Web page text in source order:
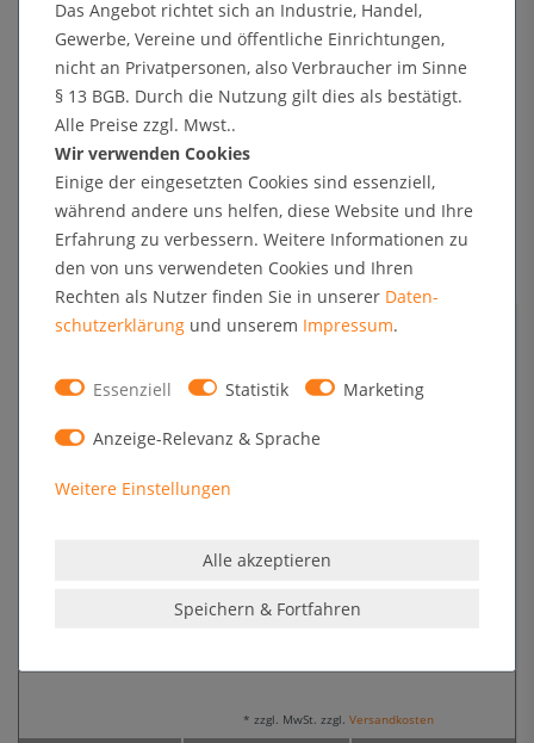
* zzgl. MwSt. zzgl.Versandkosten
ab 10
3,34 €
ab 25
3,16 €
ab 50
2,98 €
versandkostenfrei ab 49,90 € (D)
Aktion ab 10 Stück: Werbeaufsteller T-Ständer
Acryl DIN A5 (Querformat)
Format 210 x 148 mm (DIN A5 quer)
UVP 1,95 € 1,59 € *
* zzgl. MwSt. zzgl. Versandkosten
1,51 €
1,43 €
Acryl DIN A5 (Querformat)
* zzgl. MwSt. zzgl. Versandkosten
Das Angebot richtet sich an Industrie, Handel,
Gewerbe, Vereine und öffentliche Einrichtungen,
nicht an Privatpersonen, also Verbraucher im Sinne
§ 13 BGB. Durch die Nutzung gilt dies als bestätigt.
Alle Preise zzgl. Mwst..
Wir verwenden Cookies
Einige der eingesetzten Cookies sind essenziell,
während andere uns helfen, diese Website und Ihre
Erfahrung zu verbessern. Weitere Informationen zu
den von uns verwendeten Cookies und Ihren
Rechten als Nutzer finden Sie in unserer Daten­
schutz­erklärung und unserem Impressum.
Essenziell Statistik Marketing
Anzeige-Relevanz & Sprache
Weitere Einstellungen
Alle akzeptieren
Speichern & Fortfahren